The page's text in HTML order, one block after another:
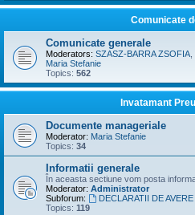
Comunicate
Comunicate generale
Moderators: SZASZ-BARRA ZSOFIA
Maria Stefanie
Topics: 562
Invatamant
Documente manageriale
Moderator: Maria Stefanie
Topics: 34
Informatii generale
În aceasta sectiune vom posta
Moderator: Administrator
Subforum:
DECLARATII DE
Topics: 119